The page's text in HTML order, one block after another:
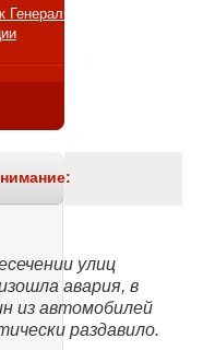
улиц
авария, в
из автомобилей
раздавило.